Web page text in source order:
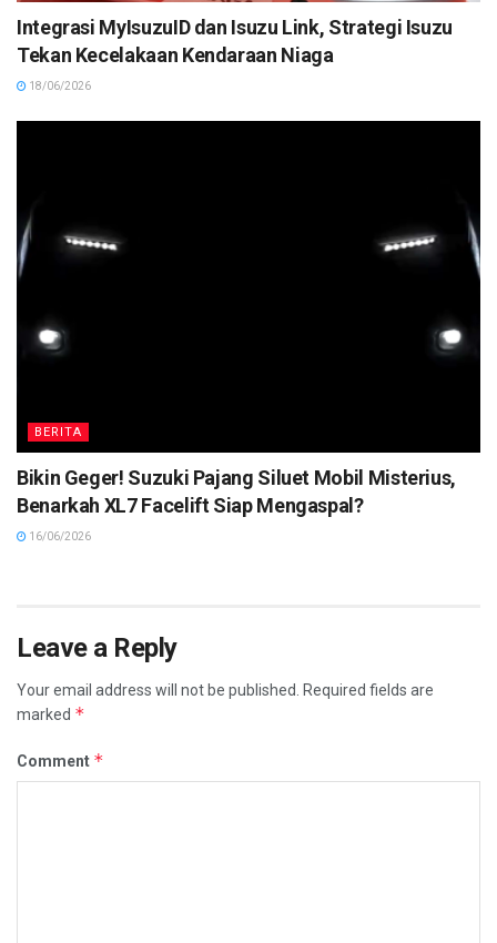
Integrasi MyIsuzuID dan Isuzu Link, Strategi Isuzu
Tekan Kecelakaan Kendaraan Niaga
18/06/2026
BERITA
Bikin Geger! Suzuki Pajang Siluet Mobil Misterius,
Benarkah XL7 Facelift Siap Mengaspal?
16/06/2026
Leave a Reply
Your email address will not be published.
Required fields are
marked *
Comment *